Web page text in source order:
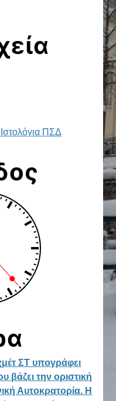
Ιστολόγια ΠΣΔ
ΣΤ υπογράφει
την οριστική
Αυτοκρατορία. Η